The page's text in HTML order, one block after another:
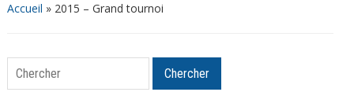
Accueil » 2015 – Grand tournoi
Chercher Chercher